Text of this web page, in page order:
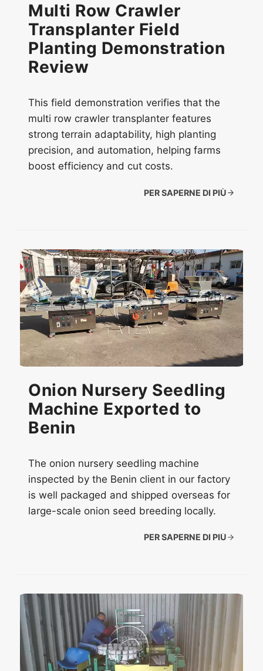
Multi Row Crawler
Transplanter Field
Planting Demonstration
Review
This field demonstration verifies that the
multi row crawler transplanter features
strong terrain adaptability, high planting
precision, and automation, helping farms
boost efficiency and cut costs.
PER SAPERNE DI PIÙ
Onion Nursery Seedling
Machine Exported to
Benin
The onion nursery seedling machine
inspected by the Benin client in our factory
is well packaged and shipped overseas for
large-scale onion seed breeding locally.
PER SAPERNE DI PIÙ